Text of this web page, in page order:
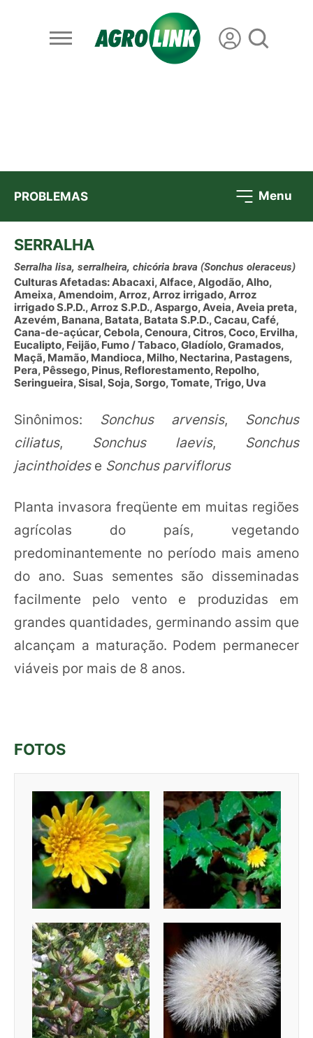
PROBLEMAS Menu
SERRALHA
Serralha lisa, serralheira, chicória brava (Sonchus oleraceus)
Culturas Afetadas: Abacaxi, Alface, Algodão, Alho,
Ameixa, Amendoim, Arroz, Arroz irrigado, Arroz
irrigado S.P.D., Arroz S.P.D., Aspargo, Aveia, Aveia preta,
Azevém, Banana, Batata, Batata S.P.D., Cacau, Café,
Cana-de-açúcar, Cebola, Cenoura, Citros, Coco, Ervilha,
Eucalipto, Feijão, Fumo / Tabaco, Gladíolo, Gramados,
Maçã, Mamão, Mandioca, Milho, Nectarina, Pastagens,
Pera, Pêssego, Pinus, Reflorestamento, Repolho,
Seringueira, Sisal, Soja, Sorgo, Tomate, Trigo, Uva
Sinônimos: Sonchus arvensis, Sonchus
ciliatus, Sonchus laevis, Sonchus
jacinthoides e Sonchus parviflorus
Planta invasora freqüente em muitas regiões
agrícolas do país, vegetando
predominantemente no período mais ameno
do ano. Suas sementes são disseminadas
facilmente pelo vento e produzidas em
grandes quantidades, germinando assim que
alcançam a maturação. Podem permanecer
viáveis por mais de 8 anos.
FOTOS